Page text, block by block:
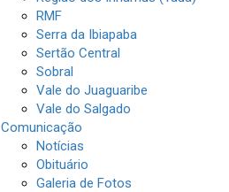
RMF
Serra da Ibiapaba
Sertão Central
Sobral
Vale do Juaguaribe
Vale do Salgado
Comunicação
Notícias
Obituário
Galeria de Fotos